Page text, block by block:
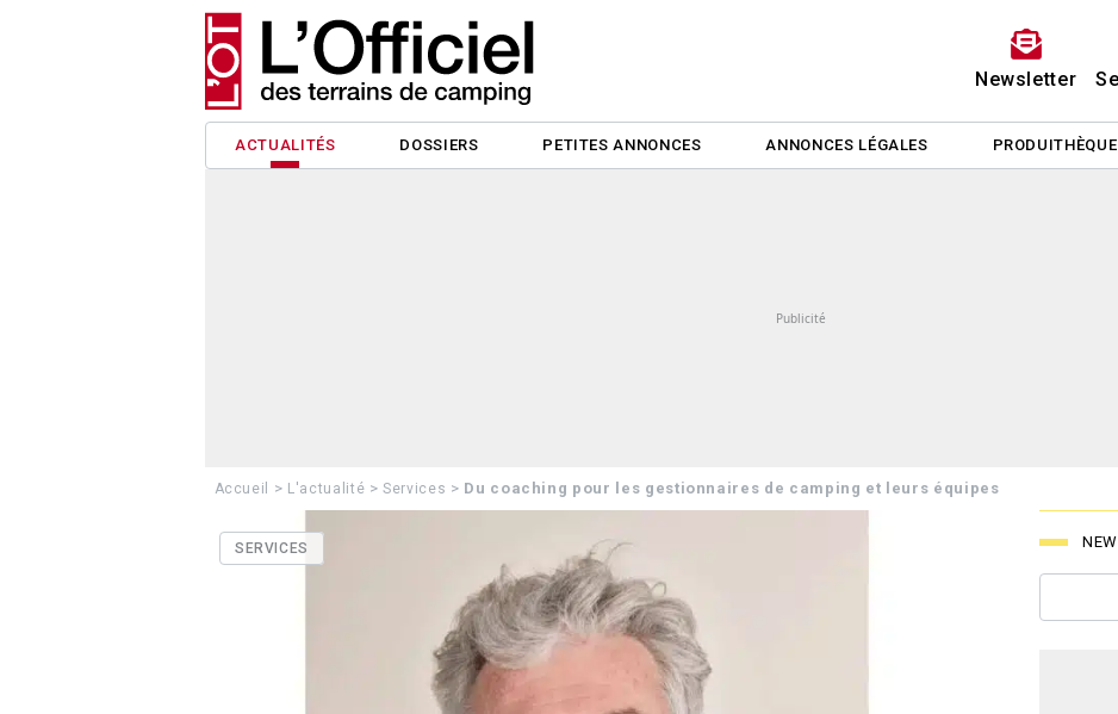
Newsletter
ACTUALITÉS DOSSIERS PETITES ANNONCES ANNONCES LÉGALES PRODUITHÈQUE
Accueil > L'actualité >Services > Du coaching pour les gestionnaires de camping et leurs équipes
SERVICES